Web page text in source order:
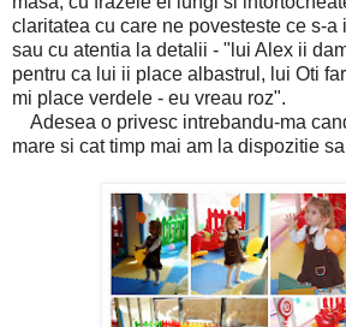
claritatea cu care ne povesteste ce s-a
sau cu atentia la detalii - "lui Alex ii
pentru ca lui ii place albastrul, lui Oti
mi place verdele - eu vreau roz".
Adesea o privesc intrebandu-ma
mare si cat timp mai am la dispozitie